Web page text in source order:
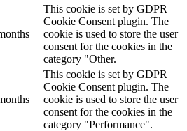
This cookie is set by GDPR
Cookie Consent plugin. The
cookie is used to store the user
consent for the cookies in the
category "Other.
This cookie is set by GDPR
Cookie Consent plugin. The
cookie is used to store the user
consent for the cookies in the
category "Performance".